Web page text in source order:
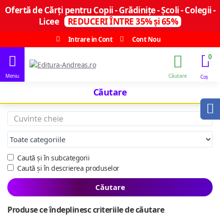
Ofertă de Cărți pentru Copii - Grădinițe - Școli - Colegii -
Licee
REDUCERI ÎNTRE 35% și 65%
Intrare in Cont
Cont Nou
0
Căutare
Caută și în subcategorii
Caută și în descrierea produselor
Căutare
Produse ce îndeplinesc criteriile de căutare